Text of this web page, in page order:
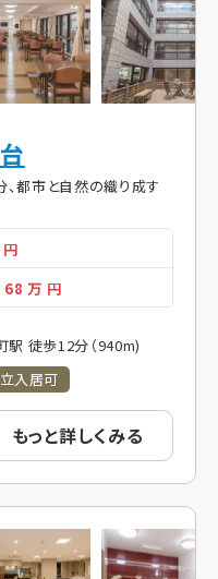
都市と自然の織り成す
68万 円
駅 徒歩12分（940m)
入居可
もっと詳しくみる